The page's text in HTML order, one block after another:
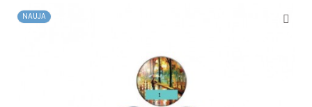
NAUJA